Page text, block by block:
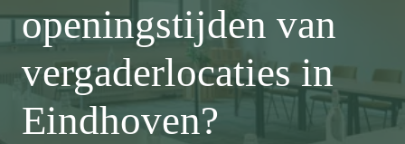
openingstijden van
vergaderlocaties in
Eindhoven?